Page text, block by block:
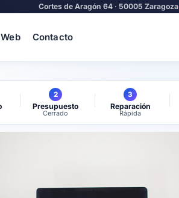
Cortes de Aragón 64 · 50005 Zaragoza
Contacto
2
Presupuesto
Cerrado
3
Reparación
Rápida